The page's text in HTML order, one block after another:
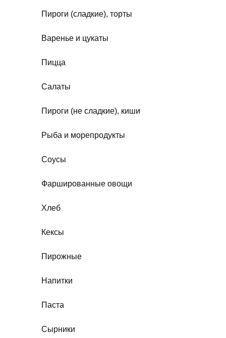
Пироги (сладкие), торты
Варенье и цукаты
Пицца
Салаты
Пироги (не сладкие), киши
Рыба и морепродукты
Соусы
Фаршированные овощи
Хлеб
Кексы
Пирожные
Напитки
Паста
Сырники